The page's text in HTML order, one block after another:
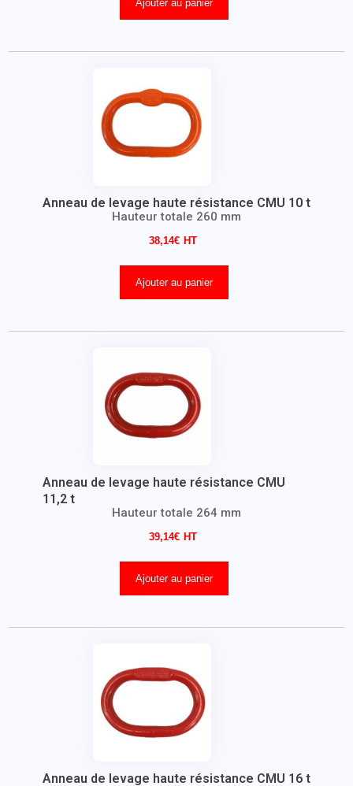
Ajouter au panier
Anneau de levage haute résistance CMU 10 t
Hauteur totale 260 mm
38,14€
Ajouter au panier
Anneau de levage haute résistance CMU
11,2 t
Hauteur totale 264 mm
39,14€
Ajouter au panier
Anneau de levage haute résistance CMU 16 t